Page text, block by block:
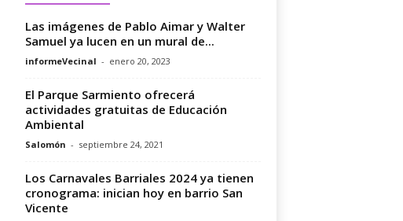
Las imágenes de Pablo Aimar y Walter
Samuel ya lucen en un mural de...
informeVecinal - enero 20, 2023
El Parque Sarmiento ofrecerá
actividades gratuitas de Educación
Ambiental
Salomón - septiembre 24, 2021
Los Carnavales Barriales 2024 ya tienen
cronograma: inician hoy en barrio San
Vicente